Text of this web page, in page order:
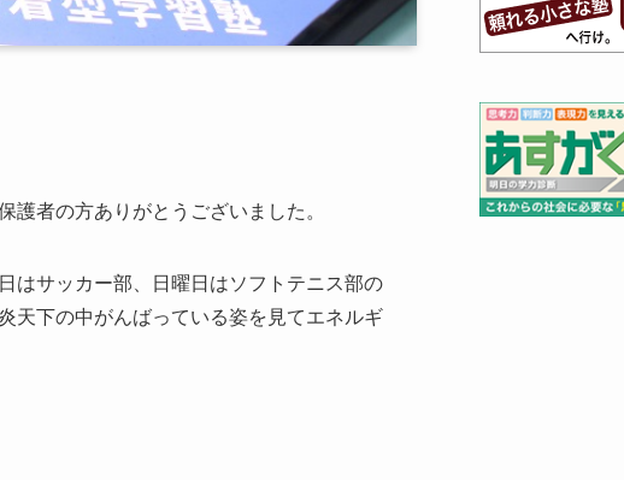
護者の方ありがとうございました。
はサッカー部、日曜日はソフトテニス部の
天下の中がんばっている姿を見てエネルギ